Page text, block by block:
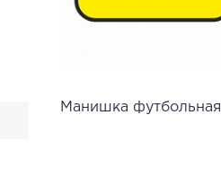
Манишка футбольная